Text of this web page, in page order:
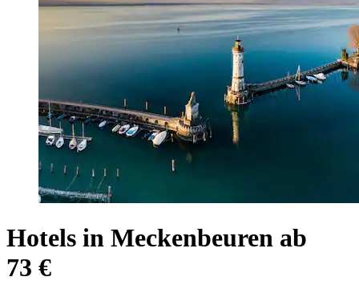
Hotels in Meckenbeuren ab
73 €